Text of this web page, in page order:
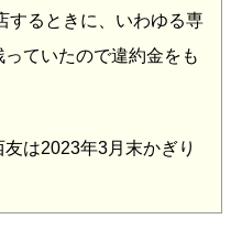
するときに、いわゆる専
ていたので違約金をも
は2023年3月末かぎり